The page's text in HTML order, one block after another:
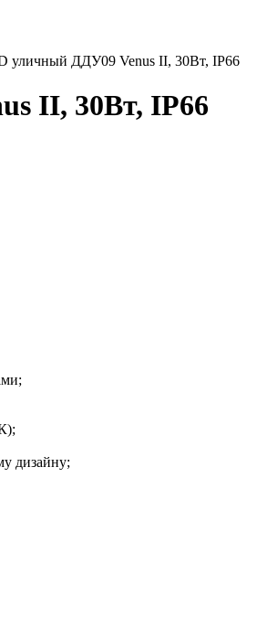
уличный ДДУ09 Venus II, 30Вт, IP66
II, 30Вт, IP66
дизайну;